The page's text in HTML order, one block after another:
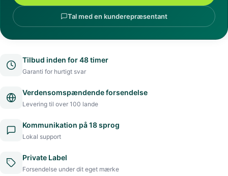
Tal med en kunderepræsentant
Tilbud inden for 48 timer
Garanti for hurtigt svar
Verdensomspændende forsendelse
Levering til over 100 lande
Kommunikation på 18 sprog
Lokal support
Private Label
Forsendelse under dit eget mærke